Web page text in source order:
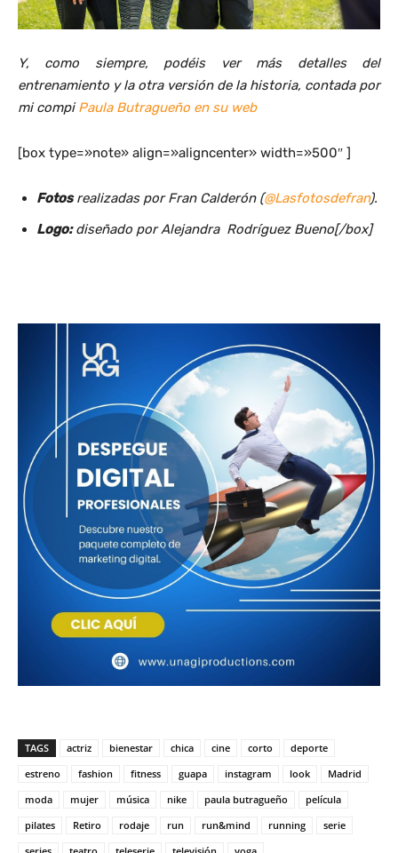
Y, como siempre, podéis ver más detalles del
entrenamiento y la otra versión de la historia, contada por
mi compiPaula Butragueño en su web
[box type=»note» align=»aligncenter» width=»500″ ]
Fotosrealizadas por Fran Calderón (@Lasfotosdefran).
Logo:diseñado por Alejandra Rodríguez Bueno[/box]
TAGS actriz bienestar chica cine corto
deporte
estreno
fashion fitness guapa instagram look
Madrid
moda
mujer música nike paula butragueño
película
pilates
Retiro rodaje run run&mind running
serie